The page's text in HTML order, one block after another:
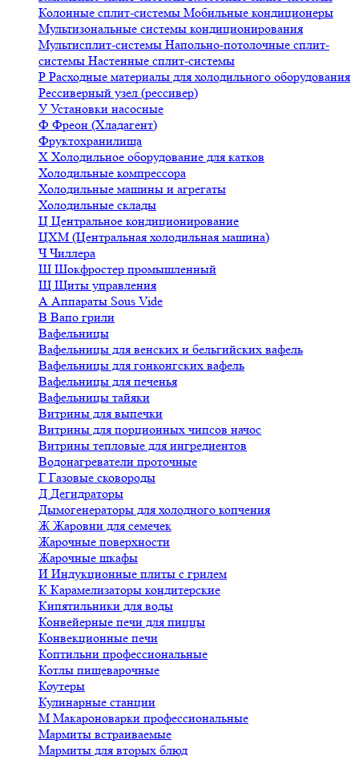
Колонные сплит-системы Мобильные кондиционеры
Мультизональные системы кондиционирования
Мультисплит-системы Напольно-потолочные сплит-
системы Настенные сплит-системы
Р Расходные материалы для холодильного оборудования
Рессиверный узел (рессивер)
У Установки насосные
Ф Фреон (Хладагент)
Фруктохранилища
Х Холодильное оборудование для катков
Холодильные компрессора
Холодильные машины и агрегаты
Холодильные склады
Ц Центральное кондиционирование
ЦХМ (Центральная холодильная машина)
ЧЧиллера
Ш Шокфростер промышленный
Щ Щиты управления
А Аппараты Sous Vide
В Вапо грили
Вафельницы
Вафельницы для венских и бельгийских вафель
Вафельницы для гонконгских вафель
Вафельницы для печенья
Вафельницы тайяки
Витрины для выпечки
Витрины для порционных чипсов начос
Витрины тепловые для ингредиентов
Водонагреватели проточные
Г Газовые сковороды
Д Дегидраторы
Дымогенераторы для холодного копчения
ЖЖаровни для семечек
Жарочные поверхности
Жарочные шкафы
И Индукционные плиты с грилем
К Карамелизаторы кондитерские
Кипятильники для воды
Конвейерные печи для пиццы
Конвекционные печи
Коптильни профессиональные
Котлы пищеварочные
Коутеры
Кулинарные станции
М Макароноварки профессиональные
Мармиты встраиваемые
Мармиты для вторых блюд